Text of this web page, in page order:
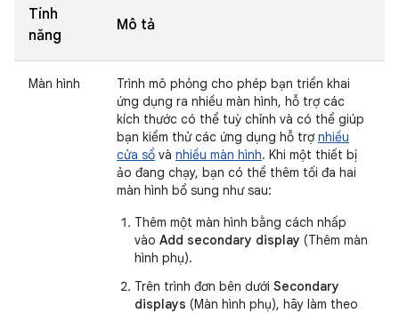
Tính
năng
Mô tả
Màn hình
Trình mô phỏng cho phép bạn triển khai
ứng dụng ra nhiều màn hình, hỗ trợ các
kích thước có thể tuỳ chỉnh và có thể giúp
bạn kiểm thử các ứng dụng hỗ trợnhiều
cửa sổ và nhiều màn hình. Khi một thiết bị
ảo đang chạy, bạn có thể thêm tối đa hai
màn hình bổ sung như sau:
Thêm một màn hình bằng cách nhấp
vào Add secondary display (Thêm màn
hình phụ).
Trên trình đơn bên dưới Secondary
displays (Màn hình phụ), hãy làm theo